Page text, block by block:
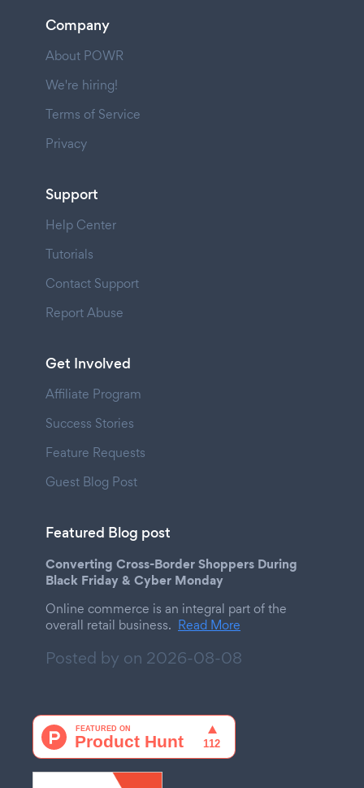
Company
About POWR
We're hiring!
Terms of Service
Privacy
Support
Help Center
Tutorials
Contact Support
Report Abuse
Get Involved
Affiliate Program
Success Stories
Feature Requests
Guest Blog Post
Featured Blog post
Converting Cross-Border Shoppers During
Black Friday & Cyber Monday
Online commerce is an integral part of the
overall retail business. Read More
Posted by on 2026-08-08